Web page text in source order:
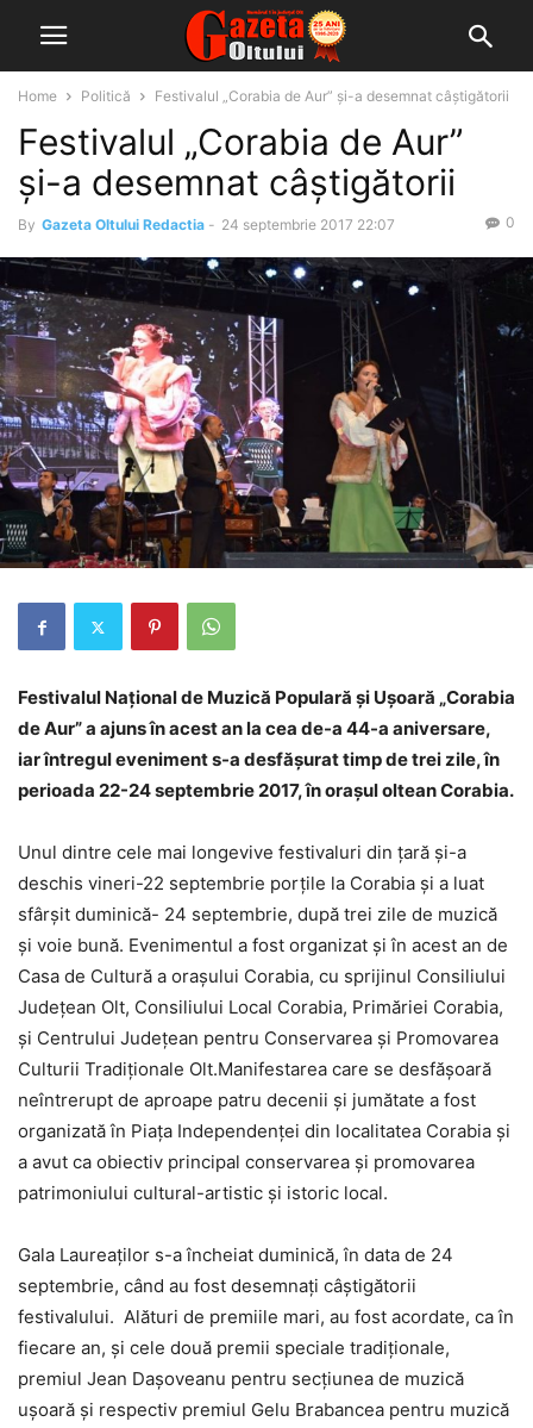
Home Politică Festivalul „Corabia de Aur” și-a desemnat câștigătorii
Festivalul „Corabia de Aur”
și-a desemnat câștigătorii
By Gazeta Oltului Redactia - 24 septembrie 2017 22:07 0
Festivalul Naţional de Muzică Populară şi Uşoară „Corabia
de Aur” a ajuns în acest an la cea de-a 44-a aniversare,
iar întregul eveniment s-a desfăşurat timp de trei zile, în
perioada 22-24 septembrie 2017, în oraşul oltean Corabia.
Unul dintre cele mai longevive festivaluri din ţară și-a
deschis vineri-22 septembrie porţile la Corabia și a luat
sfârșit duminică- 24 septembrie, după trei zile de muzică
și voie bună. Evenimentul a fost organizat și în acest an de
Casa de Cultură a oraşului Corabia, cu sprijinul Consiliului
Judeţean Olt, Consiliului Local Corabia, Primăriei Corabia,
şi Centrului Judeţean pentru Conservarea şi Promovarea
Culturii Tradiţionale Olt.Manifestarea care se desfăşoară
neîntrerupt de aproape patru decenii şi jumătate a fost
organizată în Piaţa Independenţei din localitatea Corabia şi
a avut ca obiectiv principal conservarea şi promovarea
patrimoniului cultural-artistic şi istoric local.
Gala Laureaţilor s-a încheiat duminică, în data de 24
septembrie, când au fost desemnați câștigătorii
festivalului. Alături de premiile mari, au fost acordate, ca în
fiecare an, și cele două premii speciale tradiționale,
premiul Jean Dașoveanu pentru secțiunea de muzică
ușoară și respectiv premiul Gelu Brabancea pentru muzică